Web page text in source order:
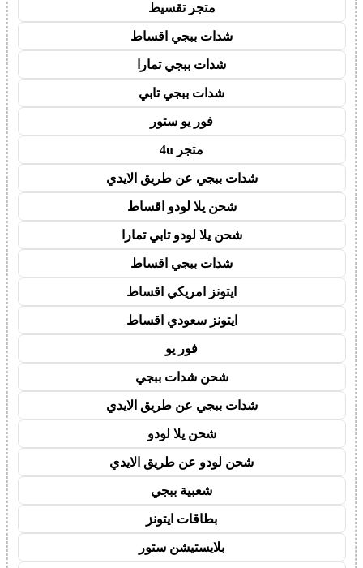
متجر تقسيط
شدات ببجي اقساط
شدات ببجي تمارا
شدات ببجي تابي
فور يو ستور
متجر 4u
شدات ببجي عن طريق الايدي
شحن يلا لودو اقساط
شحن يلا لودو تابي تمارا
شدات ببجي اقساط
ايتونز امريكي اقساط
ايتونز سعودي اقساط
فور يو
شحن شدات ببجي
شدات ببجي عن طريق الايدي
شحن يلا لودو
شحن لودو عن طريق الايدي
شعبية ببجي
بطاقات ايتونز
بلايستيشن ستور